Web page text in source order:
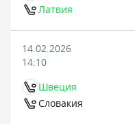
Латвия
14.02.2026
14:10
Швеция
Словакия